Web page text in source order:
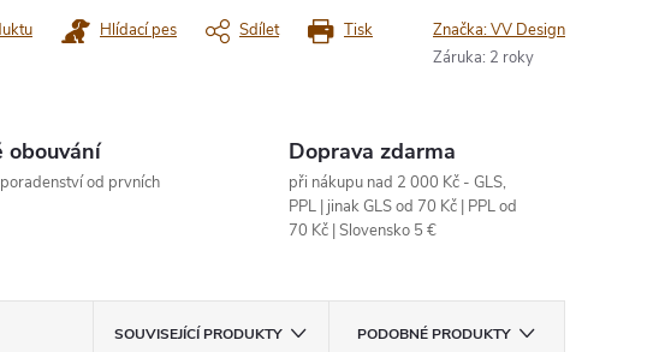
Tisk
Hlídací pes Sdílet Značka:VV Design
Záruka: 2 roky
obouvání
od prvních
Doprava zdarma
při nákupu nad 2 000 Kč - GLS,
PPL | jinak GLS od 70 Kč | PPL od
70 Kč | Slovensko 5 €
SOUVISEJÍCÍ PRODUKTY PODOBNÉ PRODUKTY